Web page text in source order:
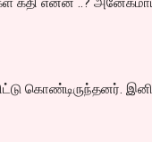
கொண்டிருந்தனர்.